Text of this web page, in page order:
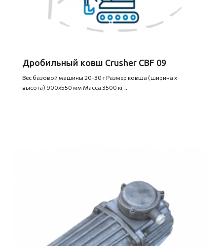
Дробильный ковш Crusher CBF 09
Вес базовой машины 20-30 т Размер ковша (ширина х
высота) 900х550 мм Масса 3500 кг ..